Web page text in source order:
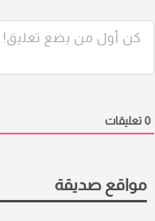
0تعليقات
مواقع صديقة